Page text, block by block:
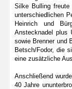
Silke Bulling freute
unterschiedlichen
Heinrich und
Anstecknadel plus
sowie Brenner und
Betsch/Fodor, die
eine zusätzliche
Anschließend
40 Jahre